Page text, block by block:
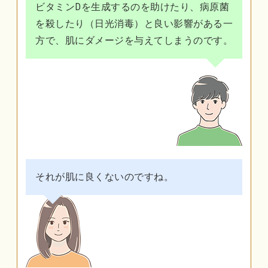
ビタミンDを生成するのを助けたり、病原菌
を殺したり（日光消毒）と良い影響がある一
方で、肌にダメージを与えてしまうのです。
それが肌に良くないのですね。